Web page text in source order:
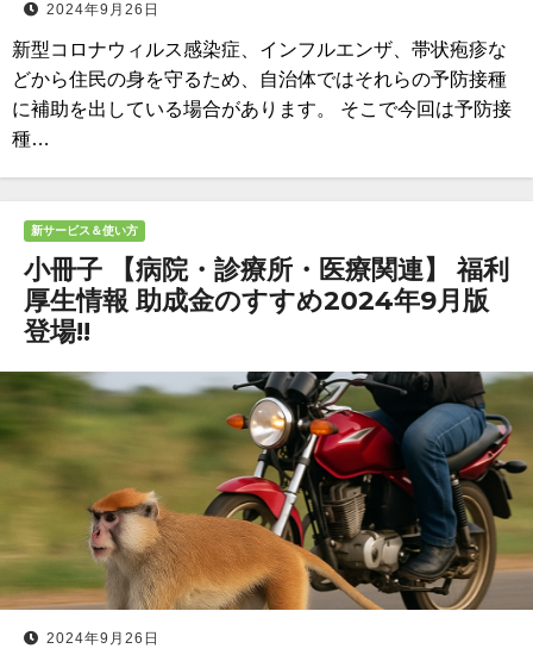
2024年9月26日
新型コロナウィルス感染症、インフルエンザ、帯状疱疹な
どから住民の身を守るため、自治体ではそれらの予防接種
に補助を出している場合があります。 そこで今回は予防接
種…
新サービス＆使い方
小冊子 【病院・診療所・医療関連】 福利
厚生情報 助成金のすすめ2024年9月版
登場!!
2024年9月26日